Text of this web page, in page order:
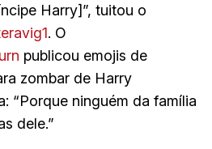
Harry]”, tuitou o
. O
publicou emojis de
zombar de Harry
“Porque ninguém da família
dele.”